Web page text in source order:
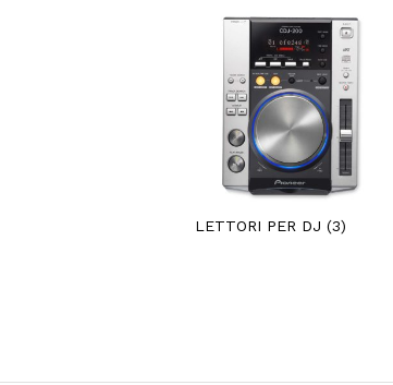
LETTORI PER DJ (3)